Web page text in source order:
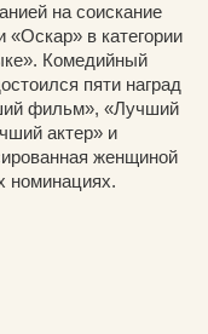
на соискание
«Оскар» в категории
Комедийный
пяти наград
фильм», «Лучший
актер» и
женщиной
номинациях.